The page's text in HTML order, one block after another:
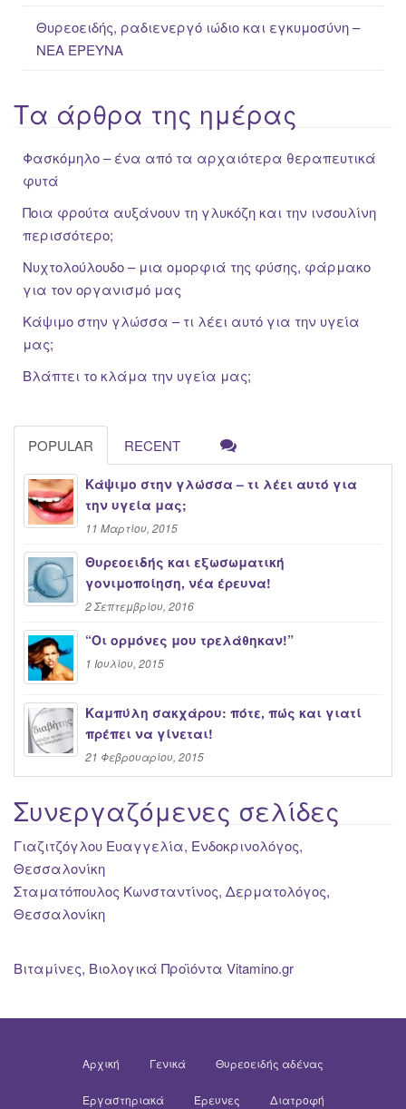
Θυρεοειδής, ραδιενεργό ιώδιο και εγκυμοσύνη –
ΝΕΑ ΈΡΕΥΝΑ
Τα άρθρα της ημέρας
Φασκόμηλο – ένα από τα αρχαιότερα θεραπευτικά
φυτά
Ποια φρούτα αυξάνουν τη γλυκόζη και την ινσουλίνη
περισσότερο;
Νυχτολούλουδο – μια ομορφιά της φύσης, φάρμακο
για τον οργανισμό μας
Κάψιμο στην γλώσσα – τι λέει αυτό για την υγεία
μας;
Βλάπτει το κλάμα την υγεία μας;
POPULAR RECENT
Κάψιμο στην γλώσσα – τι λέει αυτό για
την υγεία μας;
11 Μαρτίου, 2015
Θυρεοειδής και εξωσωματική
γονιμοποίηση, νέα έρευνα!
2 Σεπτεμβρίου, 2016
“Oι ορμόνες μου τρελάθηκαν!”
1 Ιουλίου, 2015
Καμπύλη σακχάρου: πότε, πώς και γιατί
πρέπει να γίνεται!
21 Φεβρουαρίου, 2015
Συνεργαζόμενες σελίδες
Γιαζιτζόγλου Ευαγγελία, Ενδοκρινολόγος,
Θεσσαλονίκη
Σταματόπουλος Κωνσταντίνος, Δερματολόγος,
Θεσσαλονίκη
Βιταμίνες, Βιολογικά Προϊόντα Vitamino.gr
Αρχική Γενικά Θυρεοειδής αδένας
Εργαστηριακά Έρευνες Διατροφή